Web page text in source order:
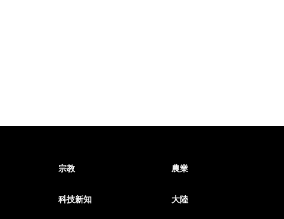
宗教 農業
科技新知 大陸